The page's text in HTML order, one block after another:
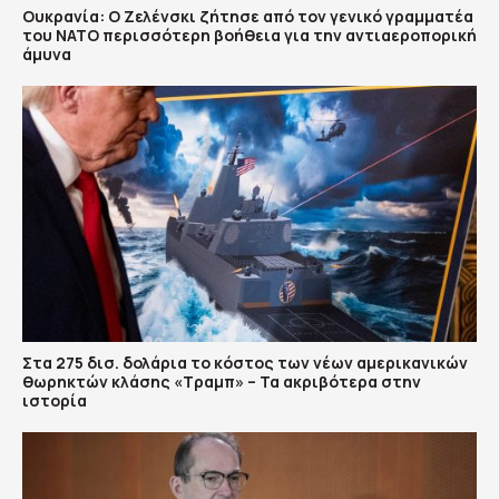
Ουκρανία: Ο Ζελένσκι ζήτησε από τον γενικό γραμματέα
του ΝΑΤΟ περισσότερη βοήθεια για την αντιαεροπορική
άμυνα
Στα 275 δισ. δολάρια το κόστος των νέων αμερικανικών
θωρηκτών κλάσης «Τραμπ» – Τα ακριβότερα στην
ιστορία